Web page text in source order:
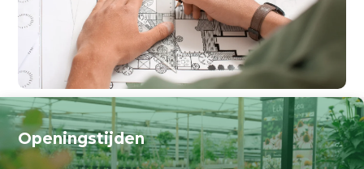
Openingstijden